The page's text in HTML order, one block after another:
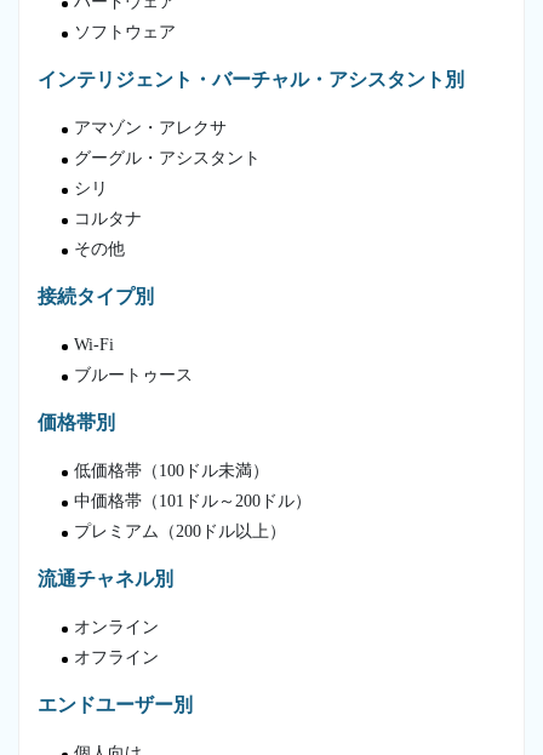
ソフトウェア
インテリジェント・バーチャル・アシスタント別
アマゾン・アレクサ
グーグル・アシスタント
シリ
コルタナ
その他
接続タイプ別
Wi-Fi
ブルートゥース
価格帯別
低価格帯（100ドル未満）
中価格帯（101ドル～200ドル）
プレミアム（200ドル以上）
流通チャネル別
オンライン
オフライン
エンドユーザー別